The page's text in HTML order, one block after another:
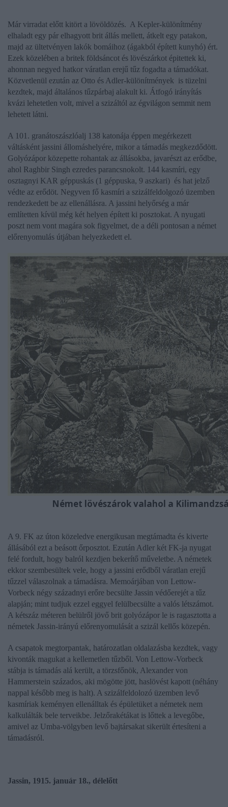
Már virradat előtt kitört a lövöldözés. A Kepler-különítmény
elhaladt egy pár elhagyott brit állás mellett, átkelt egy patakon,
majd az ültetvényen lakók bomáihoz (ágakból épített kunyhó) ért.
Ezek közelében a britek földsáncot és lövészárkot épitettek ki,
ahonnan negyed hatkor váratlan erejű tűz fogadta a támadókat.
Közvetlenül ezután az Otto és Adler-különítmények is tüzelni
kezdtek, majd általános tűzpárbaj alakult ki. Átfogó irányítás
kvázi lehetetlen volt, mivel a szizáltól az égvilágon semmit nem
lehetett látni.
A 101. granátoszászlóalj 138 katonája éppen megérkezett
váltásként jassini állomáshelyére, mikor a támadás megkezdődött.
Golyózápor közepette rohantak az állásokba, javarészt az erődbe,
ahol Raghbir Singh ezredes parancsnokolt. 144 kasmíri, egy
osztagnyi KAR géppuskás (1 géppuska, 9 aszkari) és hat jelző
védte az erődöt. Negyven fő kasmíri a szizálfeldolgozó üzemben
rendezkedett be az ellenállásra. A jassini helyőrség a már
említetten kívül még két helyen épített ki posztokat. A nyugati
poszt nem vont magára sok figyelmet, de a déli pontosan a német
előrenyomulás útjában helyezkedett el.
Német lövészárok valahol a
A 9. FK az úton közeledve energikusan megtámadta és kiverte
állásából ezt a beásott őrposztot. Ezután Adler két FK-ja nyugat
felé fordult, hogy balról kezdjen bekerítő műveletbe. A németek
ekkor szembesültek vele, hogy a jassini erődből váratlan erejű
tűzzel válaszolnak a támadásra. Memoárjában von Lettow-
Vorbeck négy századnyi erőre becsülte Jassin védőerejét a tűz
alapján; mint tudjuk ezzel eggyel felülbecsülte a valós létszámot.
A kétszáz méteren belülről jövő brit golyózápor le is ragasztotta a
németek Jassin-irányú előrenyomulását a szizál kellős közepén.
A csapatok megtorpantak, határozatlan oldalazásba kezdtek, vagy
kivonták magukat a kellemetlen tűzből. Von Lettow-Vorbeck
stábja is támadás alá került, a törzsfőnök, Alexander von
Hammerstein százados, aki mögötte jött, haslövést kapott (néhány
nappal később meg is halt). A szizálfeldolozó üzemben levő
kasmíriak keményen ellenálltak és épületüket a németek nem
kalkulálták bele terveikbe. Jelzőrakétákat is lőttek a levegőbe,
amivel az Umba-völgyben levő bajtársakat sikerült értesíteni a
támadásról.
Jassin, 1915. január 18., délelőtt